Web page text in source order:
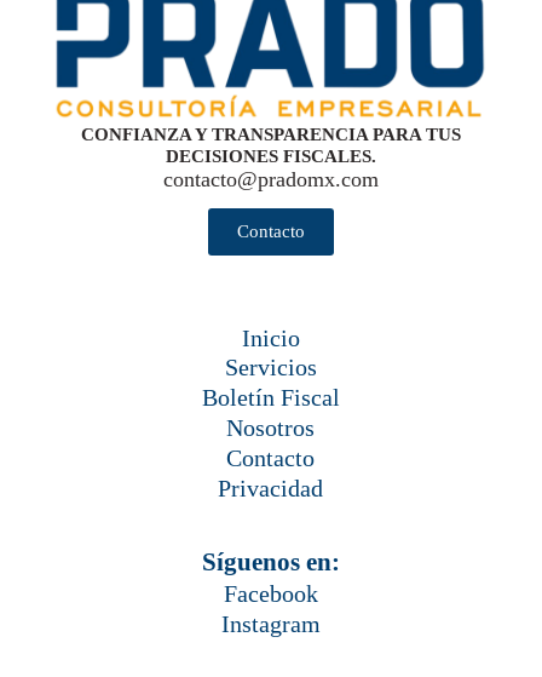
CONFIANZA Y TRANSPARENCIA PARA TUS
DECISIONES FISCALES.
contacto@pradomx.com
Contacto
Inicio
Servicios
Boletín Fiscal
Nosotros
Contacto
Privacidad
Síguenos en:
Facebook
Instagram